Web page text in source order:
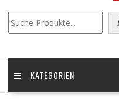
KATEGORIEN